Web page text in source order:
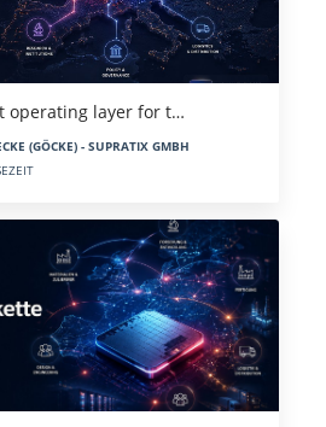
operating layer for t…
(GÖCKE) - SUPRATIX GMBH